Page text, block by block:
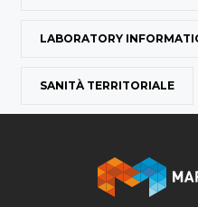
LABORATORY
SANITÀ TERRITORIALE